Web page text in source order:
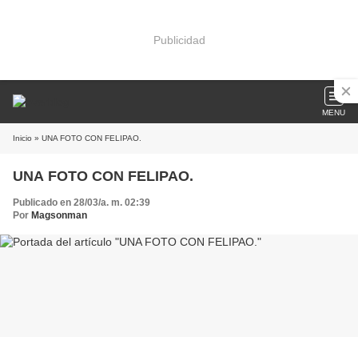
Publicidad
MENU
Inicio » UNA FOTO CON FELIPAO.
UNA FOTO CON FELIPAO.
Publicado en 28/03/a. m. 02:39
Por Magsonman